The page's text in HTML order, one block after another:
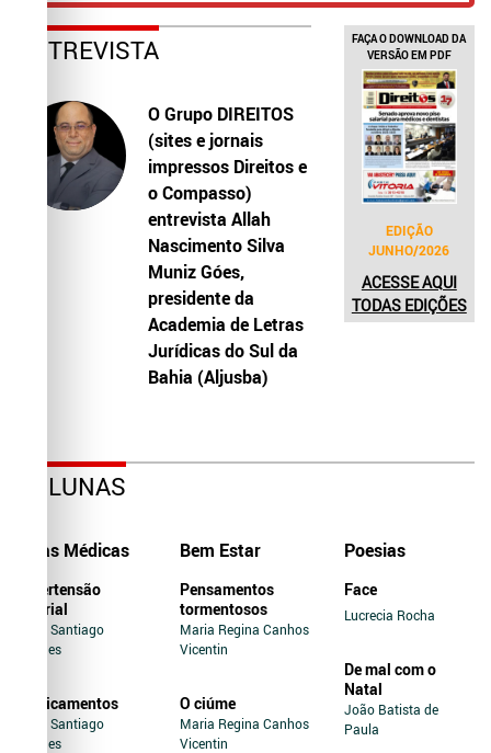
ENTREVISTA
O Grupo DIREITOS
(sites e jornais
impressos Direitos e
o Compasso)
entrevista Allah
Nascimento Silva
Muniz Góes,
presidente da
Academia de Letras
Jurídicas do Sul da
Bahia (Aljusba)
FAÇA O DOWNLOAD DA
VERSÃO EM PDF
EDIÇÃO
JUNHO/2026
ACESSE AQUI
TODAS EDIÇÕES
COLUNAS
Dicas Médicas
Hipertensão
Arterial
Jairo Santiago
Novaes
Medicamentos
Jairo Santiago
Novaes
Bem Estar
Pensamentos
tormentosos
Maria Regina Canhos
Vicentin
O ciúme
Maria Regina Canhos
Vicentin
Poesias
Face
Lucrecia Rocha
De mal com o
Natal
João Batista de
Paula